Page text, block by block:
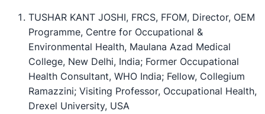
TUSHAR KANT JOSHI, FRCS, FFOM, Director, OEM
Programme, Centre for Occupational &
Environmental Health, Maulana Azad Medical
College, New Delhi, India; Former Occupational
Health Consultant, WHO India; Fellow, Collegium
Ramazzini; Visiting Professor, Occupational Health,
Drexel University, USA